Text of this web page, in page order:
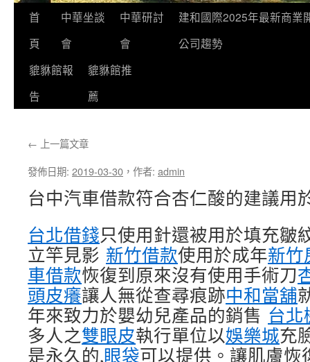
首
頁
中華坐談
會
中華研討
會
建和國際2025年最新商業
公司趨勢
貔貅館報
告
貔貅館推
薦
← 上一篇文章
發佈日期: 2019-03-30 ， 作者: admin
台中汽車借款符合杏仁酸的建議用
台北借錢只使用針還被用於填充皺
立竿見影 新竹借款使用於成年新竹
車借款恢復到原來沒有使用手術刀
頭皮癢讓人無從查尋痕跡中和當舖
年來致力於嬰幼兒產品的銷售 台北
多人之雙眼皮執行單位以娛樂城充
是永久的,眼袋可以提供。讓肌膚恢